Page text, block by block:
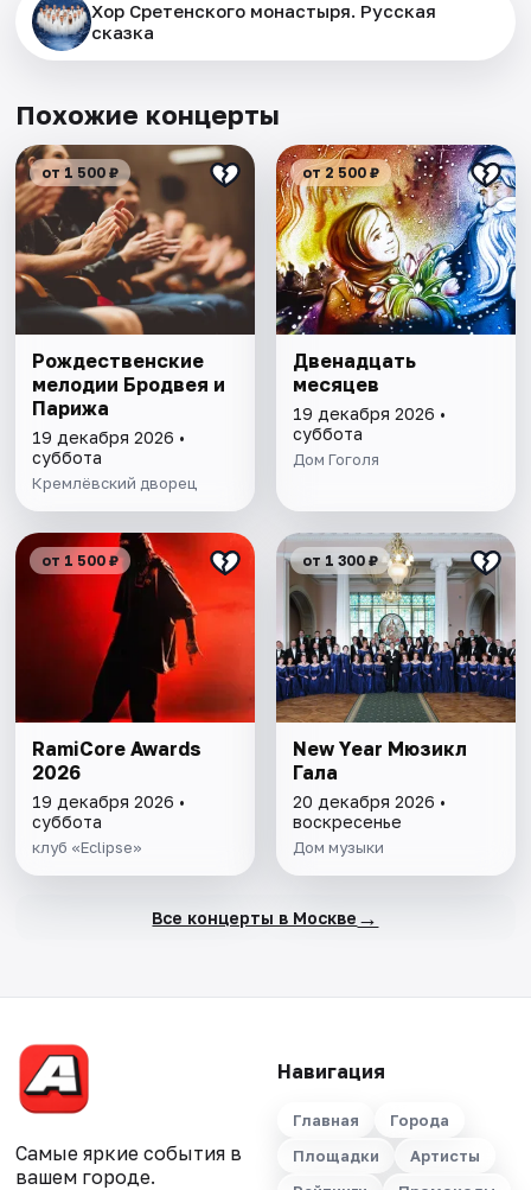
Хор Сретенского монастыря. Русская
сказка
Похожие концерты
от 1 500 ₽
Рождественские
мелодии Бродвея и
Парижа
19 декабря 2026 •
суббота
Кремлёвский дворец
от 2 500 ₽
Двенадцать
месяцев
19 декабря 2026 •
суббота
Дом Гоголя
от 1 500 ₽
RamiCore Awards
2026
19 декабря 2026 •
суббота
клуб «Eclipse»
от 1 300 ₽
New Year Мюзикл
Гала
20 декабря 2026 •
воскресенье
Дом музыки
Все концерты в Москве →
Самые яркие события в
вашем городе.
Навигация
Главная
Города
Площадки
Артисты